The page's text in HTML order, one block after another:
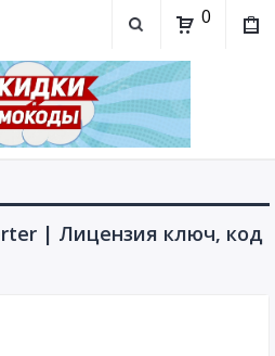
0
| Лицензия ключ, код